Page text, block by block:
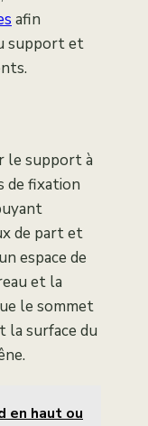
afin
support et
le support à
de fixation
de part et
espace de
et la
le sommet
la surface du
en haut ou